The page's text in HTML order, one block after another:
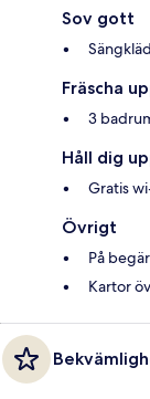
Sov gott
Fräscha
3
Håll dig
Gratis
Övrigt
På
Kartor